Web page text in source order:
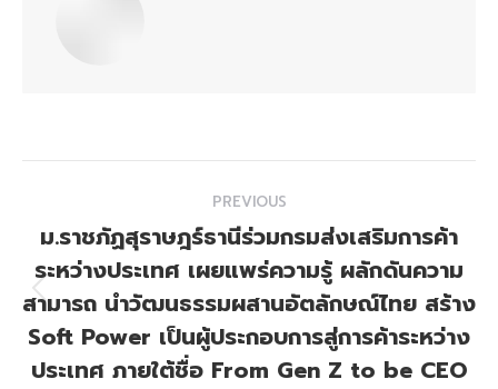
navigation
PREVIOUS
Previous
post:
ม.ราชภัฏสุราษฎร์ธานีร่วมกรมส่งเสริมการค้า
ระหว่างประเทศ เผยแพร่ความรู้ ผลักดันความ
สามารถ นำวัฒนธรรมผสานอัตลักษณ์ไทย สร้าง
Soft Power เป็นผู้ประกอบการสู่การค้าระหว่าง
ประเทศ ภายใต้ชื่อ From Gen Z to be CEO